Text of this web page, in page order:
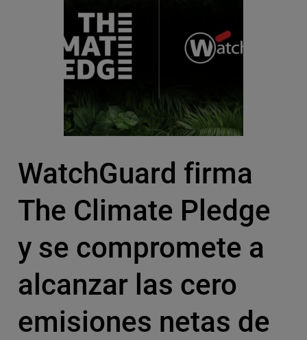
WatchGuard firma
The Climate Pledge
y se compromete a
alcanzar las cero
emisiones netas de